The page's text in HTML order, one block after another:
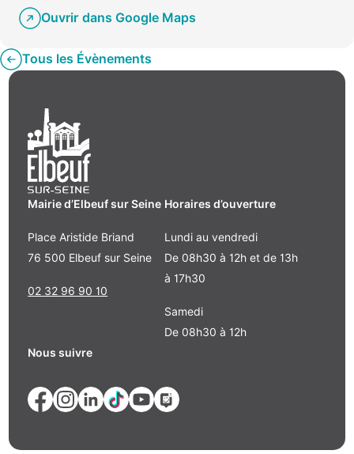
Ouvrir dans Google Maps
Tous les Évènements
Mairie d’Elbeuf sur Seine
Place Aristide Briand
76 500 Elbeuf sur Seine
02 32 96 90 10
Horaires d’ouverture
Lundi au vendredi
De 08h30 à 12h et de 13h
à 17h30
Samedi
De 08h30 à 12h
Nous suivre